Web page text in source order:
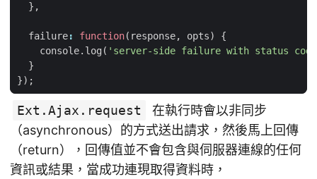
},
failure: function( response, opts)
{
console. log ( 'server-side failure with status
}
});
Ext.Ajax.request
在執行時會以非同步
（asynchronous）的方式送出請求，然後馬上回傳
（return），回傳值並不會包含與伺服器連線的任何
資訊或結果，當成功連現取得資料時，